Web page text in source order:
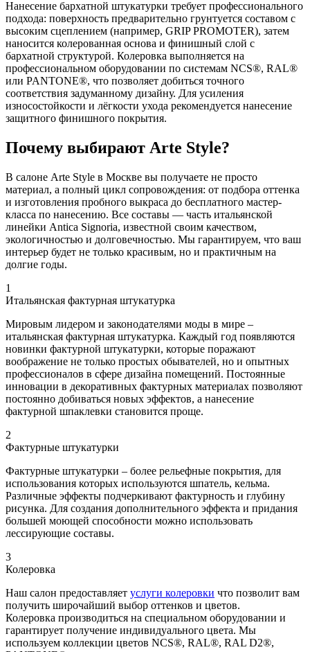
Нанесение бархатной штукатурки требует профессионального
подхода: поверхность предварительно грунтуется составом с
высоким сцеплением (например, GRIP PROMOTER), затем
наносится колерованная основа и финишный слой с
бархатной структурой. Колеровка выполняется на
профессиональном оборудовании по системам NCS®, RAL®
или PANTONE®, что позволяет добиться точного
соответствия задуманному дизайну. Для усиления
износостойкости и лёгкости ухода рекомендуется нанесение
защитного финишного покрытия.
Почему выбирают Arte Style?
В салоне Arte Style в Москве вы получаете не просто
материал, а полный цикл сопровождения: от подбора оттенка
и изготовления пробного выкраса до бесплатного мастер-
класса по нанесению. Все составы — часть итальянской
линейки Antica Signoria, известной своим качеством,
экологичностью и долговечностью. Мы гарантируем, что ваш
интерьер будет не только красивым, но и практичным на
долгие годы.
1
Итальянская фактурная штукатурка
Мировым лидером и законодателями моды в мире –
итальянская фактурная штукатурка. Каждый год появляются
новинки фактурной штукатурки, которые поражают
воображение не только простых обывателей, но и опытных
профессионалов в сфере дизайна помещений. Постоянные
инновации в декоративных фактурных материалах позволяют
постоянно добиваться новых эффектов, а нанесение
фактурной шпаклевки становится проще.
2
Фактурные штукатурки
Фактурные штукатурки – более рельефные покрытия, для
использования которых используются шпатель, кельма.
Различные эффекты подчеркивают фактурность и глубину
рисунка. Для создания дополнительного эффекта и придания
большей моющей способности можно использовать
лессирующие составы.
3
Колеровка
Наш салон предоставляет услуги колеровки что позволит вам
получить широчайший выбор оттенков и цветов.
Колеровка производиться на специальном оборудовании и
гарантирует получение индивидуального цвета. Мы
используем коллекции цветов NCS®, RAL®, RAL D2®,